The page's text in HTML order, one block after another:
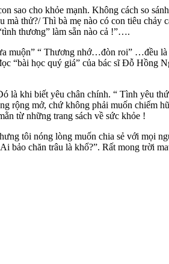
cho khỏe mạnh. Không cách so
thử?/ Thì bà mẹ nào có con tiêu
thương” làm sẵn nào cả !”….
“ Thương nhớ…đòn roi” …đều
“bài học quý giá” của bác sĩ Đỗ Hồng
khi biết yêu chân chính. “ Tình yêu
rộng mở, chứ không phải muốn chiếm
từ những trang sách về sức khỏe !
tôi nóng lòng muốn chia sẻ với mọi
bảo chăn trâu là khổ?”. Rất mong trời